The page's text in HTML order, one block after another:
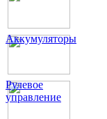
Аккумуляторы
Рулевое
управление